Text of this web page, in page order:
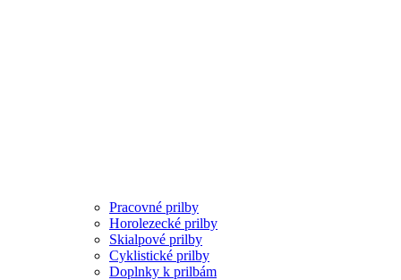
Pracovné prilby
Horolezecké prilby
Skialpové prilby
Cyklistické prilby
Doplnky k prilbám